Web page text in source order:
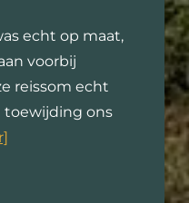
echt op maat,
voorbij
reissom echt
toewijding ons